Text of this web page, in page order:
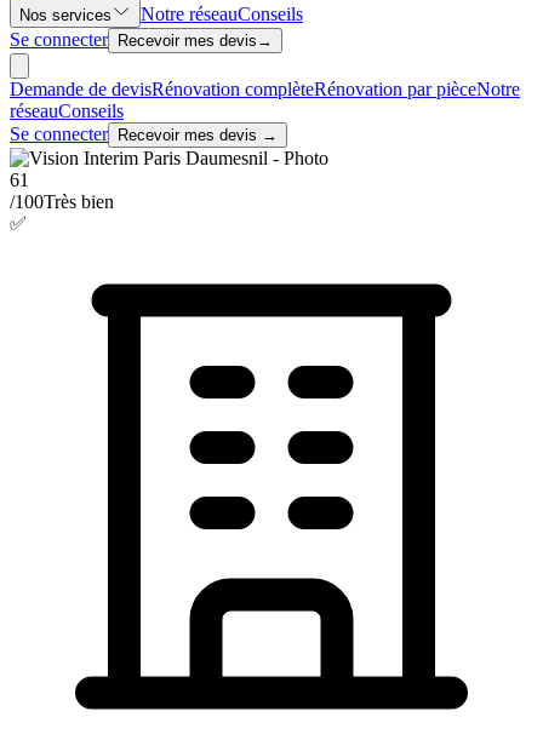
Nos services Notre réseauConseils
Se connecter
Recevoir mes devis →
Demande de devisRénovation complèteRénovation par pièceNotre
réseauConseils
Se connecter
Recevoir mes devis →
61
/100Très bien
✅